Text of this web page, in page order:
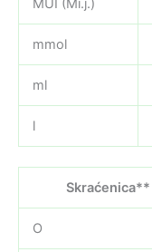
MUI (Mi.j.)
mmol
ml
l
Skraćenica**
O